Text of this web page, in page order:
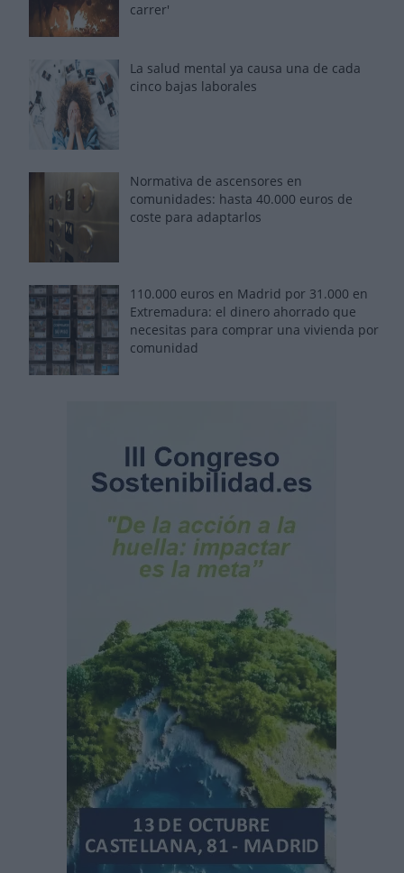
carrer'
La salud mental ya causa una de cada
cinco bajas laborales
Normativa de ascensores en
comunidades: hasta 40.000 euros de
coste para adaptarlos
110.000 euros en Madrid por 31.000 en
Extremadura: el dinero ahorrado que
necesitas para comprar una vivienda por
comunidad